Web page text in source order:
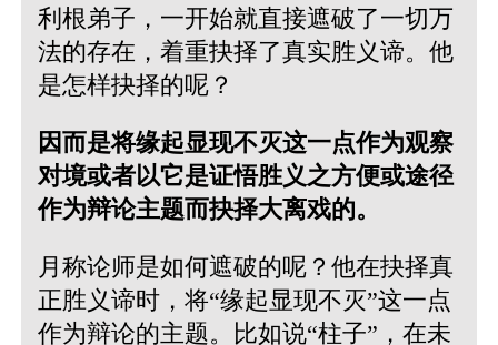
利根弟子，一开始就直接遮破了一切万
法的存在，着重抉择了真实胜义谛。他
是怎样抉择的呢？
因而是将缘起显现不灭这一点作为观察
对境或者以它是证悟胜义之方便或途径
作为辩论主题而抉择大离戏的。
月称论师是如何遮破的呢？他在抉择真
正胜义谛时，将“缘起显现不灭”这一点
作为辩论的主题。比如说“柱子”，在未